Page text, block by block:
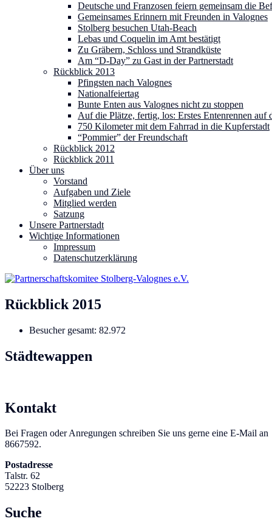
Deutsche und Franzosen feiern gemeinsam die
Gemeinsames Erinnern mit Freunden in Valognes
Stolberg besuchen Utah-Beach
Lebas und Coquelin im Amt bestätigt
Zu Gräbern, Schloss und Strandküste
Am “D-Day” zu Gast in der Partnerstadt
Rückblick 2013
Pfingsten nach Valognes
Nationalfeiertag
Bunte Enten aus Valognes nicht zu stoppen
Auf die Plätze, fertig, los: Erstes Entenrennen auf
750 Kilometer mit dem Fahrrad in die Kupferstadt
“Pommier” der Freundschaft
Rückblick 2012
Rückblick 2011
Über uns
Vorstand
Aufgaben und Ziele
Mitglied werden
Satzung
Unsere Partnerstadt
Wichtige Informationen
Impressum
Datenschutzerklärung
Rückblick 2015
Besucher gesamt: 82.972
Städtewappen
Kontakt
Bei Fragen oder Anregungen schreiben Sie uns
8667592.
Postadresse
Talstr. 62
52223 Stolberg
Suche